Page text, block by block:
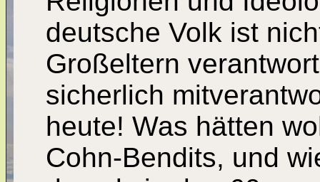
deutsche Volk ist
Großeltern
sicherlich
heute! Was hätten
Cohn-Bendits, und